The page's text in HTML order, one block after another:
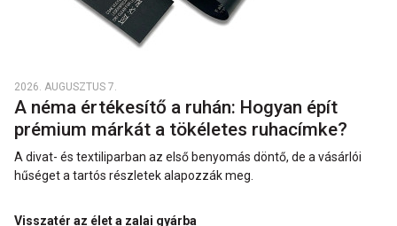
2026. AUGUSZTUS 7.
A néma értékesítő a ruhán: Hogyan épít
prémium márkát a tökéletes ruhacímke?
A divat- és textiliparban az első benyomás döntő, de a vásárlói
hűséget a tartós részletek alapozzák meg.
Visszatér az élet a zalai gyárba